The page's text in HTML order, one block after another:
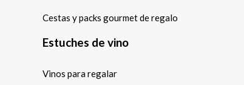
Cestas y packs gourmet de regalo
Estuches de vino
Vinos para regalar